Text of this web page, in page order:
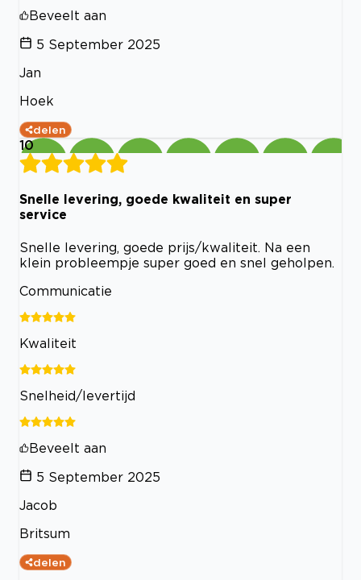
Beveelt aan
5 September 2025
Jan
Hoek
delen
10
Snelle levering, goede kwaliteit en super
service
Snelle levering, goede prijs/kwaliteit. Na een
klein probleempje super goed en snel geholpen.
Communicatie
Kwaliteit
Snelheid/levertijd
Beveelt aan
5 September 2025
Jacob
Britsum
delen